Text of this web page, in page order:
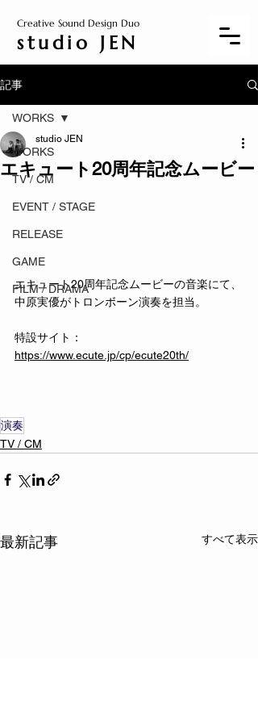
Creative Sound Design Duo
studio JEN
記事
WORKS
TV / CM
EVENT / STAGE
RELEASE
GAME
FILM / DRAMA
WORKS
エキュート20周年記念ムービー
studio JEN
エキュート20周年記念ムービーの音楽にて、
中原実優がトロンボーン演奏を担当。
特設サイト：
https://www.ecute.jp/cp/ecute20th/
演奏
TV / CM
最新記事 すべて表示